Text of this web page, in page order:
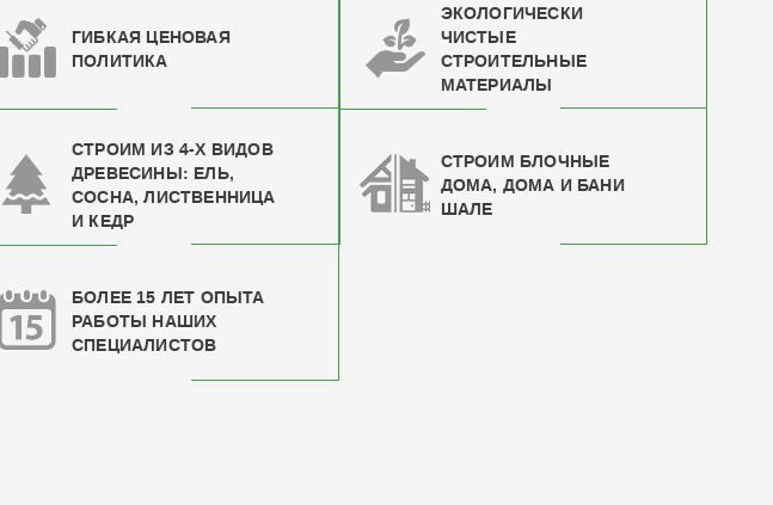
ГИБКАЯ ЦЕНОВАЯ
ПОЛИТИКА
ЭКОЛОГИЧЕСКИ
ЧИСТЫЕ
СТРОИТЕЛЬНЫЕ
МАТЕРИАЛЫ
СТРОИМ ИЗ 4-Х ВИДОВ
ДРЕВЕСИНЫ: ЕЛЬ,
СОСНА, ЛИСТВЕННИЦА
И КЕДР
СТРОИМ БЛОЧНЫЕ
ДОМА, ДОМА И БАНИ
ШАЛЕ
БОЛЕЕ 15 ЛЕТ ОПЫТА
РАБОТЫ НАШИХ
СПЕЦИАЛИСТОВ